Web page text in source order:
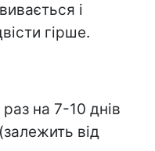
і
гірше.
на 7-10 днів
від